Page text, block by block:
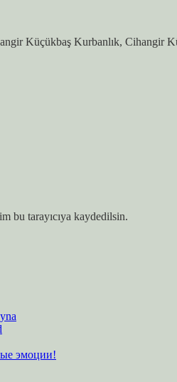
Küçükbaş Kurbanlık, Cihangir
bu tarayıcıya kaydedilsin.
эмоции!